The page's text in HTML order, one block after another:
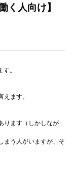
く人向け】
。
ます。
ります（しかしなが
まう人がいますが、そ